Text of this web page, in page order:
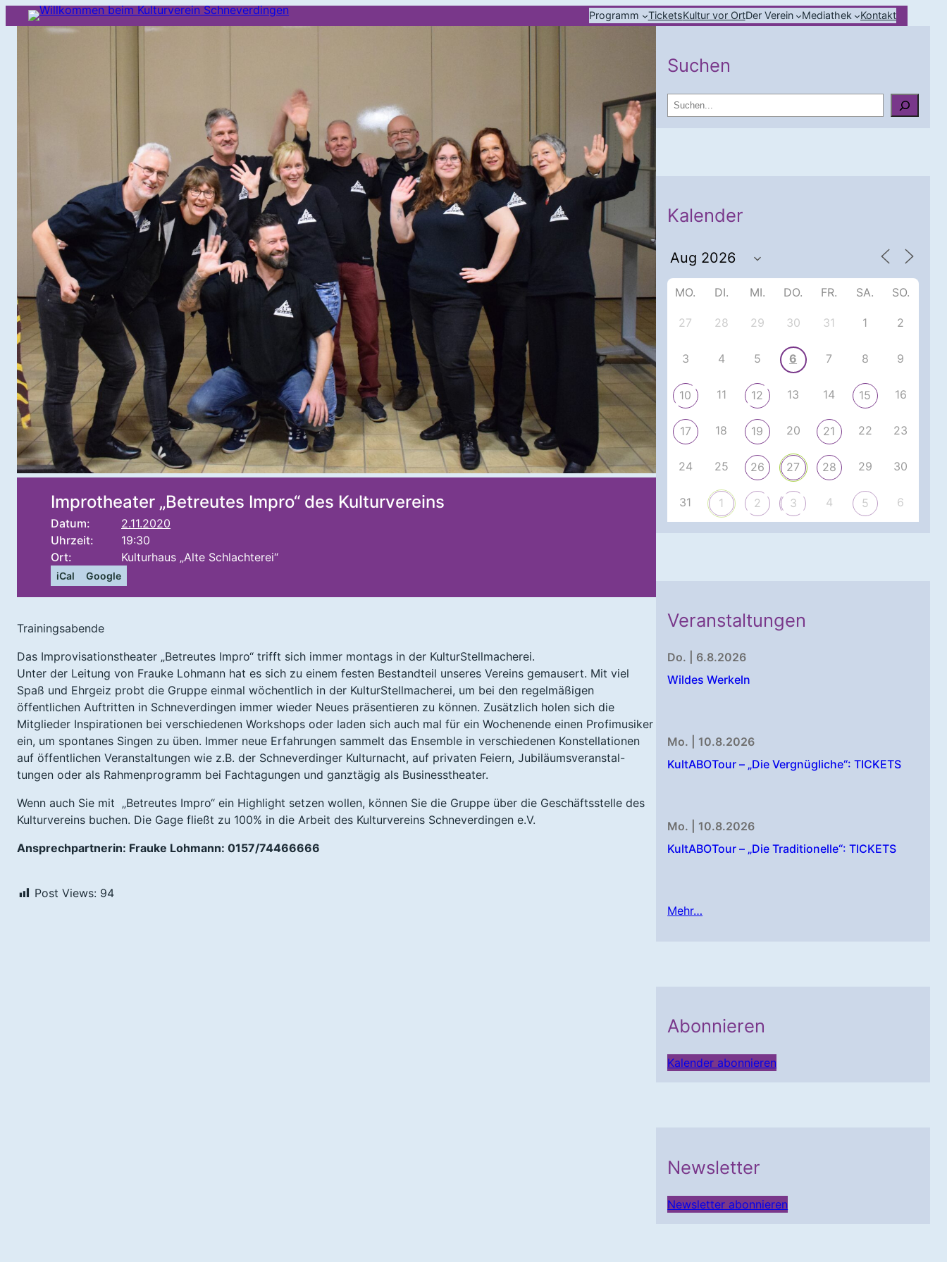
Programm TicketsKultur vor OrtDer Verein Mediathek Kontakt
Improtheater „Betreutes Impro“ des Kulturvereins
Datum:
2.11.2020
Uhrzeit:
19:30
Ort:
Kulturhaus „Alte Schlachterei“
iCal Google
Trainingsabende
Das Improvisationstheater „Betreutes Impro“ trifft sich immer montags in der KulturStellmacherei.
Unter der Leitung von Frauke Lohmann hat es sich zu einem festen Bestandteil unseres Vereins gemausert. Mit viel
Spaß und Ehrgeiz probt die Gruppe einmal wöchentlich in der KulturStellmacherei, um bei den regelmäßigen
öffentlichen Auftritten in Schneverdingen immer wieder Neues präsentieren zu können. Zusätzlich holen sich die
Mitglieder Inspirationen bei verschiedenen Workshops oder laden sich auch mal für ein Wochenende einen Profimusiker
ein, um spontanes Singen zu üben. Immer neue Erfahrungen sammelt das Ensemble in verschiedenen Konstellationen
auf öffentlichen Veranstaltungen wie z.B. der Schneverdinger Kulturnacht, auf privaten Feiern, Jubiläumsveranstal-
tungen oder als Rahmenprogramm bei Fachtagungen und ganztägig als Businesstheater.
Wenn auch Sie mit „Betreutes Impro“ ein Highlight setzen wollen, können Sie die Gruppe über die Geschäftsstelle des
Kulturvereins buchen. Die Gage fließt zu 100% in die Arbeit des Kulturvereins Schneverdingen e.V.
Ansprechpartnerin: Frauke Lohmann: 0157/74466666
Post Views: 94
Suchen
u
Kalender
MO. DI. MI. DO. FR. SA. SO.
27 28 29 30 31 1 2
3 4 5 6 7 8 9
10 11 12 13 14 15 16
17 18 19 20 21 22 23
24 25 26 27 28 29 30
31 1 2 3 4 5 6
Veranstaltungen
Do. | 6.8.2026
Wildes Werkeln
Mo. | 10.8.2026
KultABOTour – „Die Vergnügliche“: TICKETS
Mo. | 10.8.2026
KultABOTour – „Die Traditionelle“: TICKETS
Mehr…
Abonnieren
Kalender abonnieren
Newsletter
Newsletter abonnieren